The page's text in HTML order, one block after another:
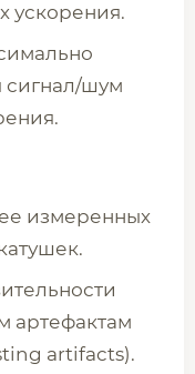
ускорения.
сигнал/шум
измеренных
артефактам
artifacts).